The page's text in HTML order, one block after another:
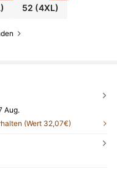
52 (4XL)
Aug.
(Wert 32,07€)